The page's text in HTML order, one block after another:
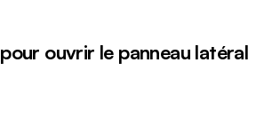
pour ouvrir le panneau latéral